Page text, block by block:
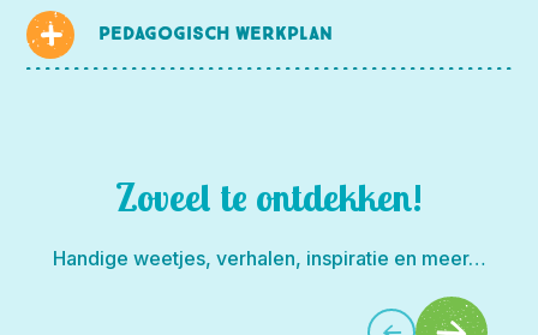
Pedagogisch werkplan
Zoveel te ontdekken!
Handige weetjes, verhalen, inspiratie en meer…